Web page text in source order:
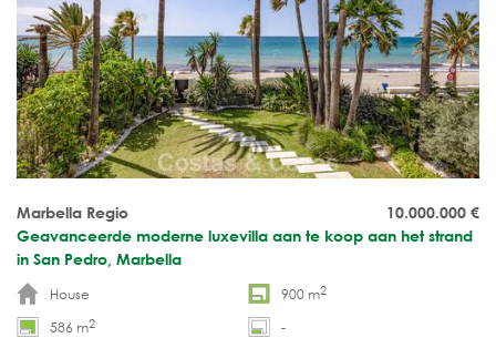
10.000.000 €
Marbella Regio
Geavanceerde moderne luxevilla aan te koop aan het strand
in San Pedro, Marbella
House
900 m2
586 m2
-